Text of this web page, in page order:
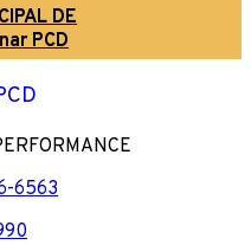
6563
DE
PCD